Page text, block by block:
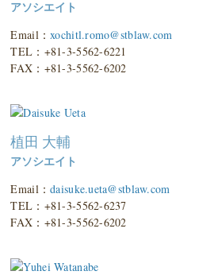
アソシエイト
Email：xochitl.romo@stblaw.com
TEL：+81-3-5562-6221
FAX：+81-3-5562-6202
植田 大輔
アソシエイト
Email：daisuke.ueta@stblaw.com
TEL：+81-3-5562-6237
FAX：+81-3-5562-6202